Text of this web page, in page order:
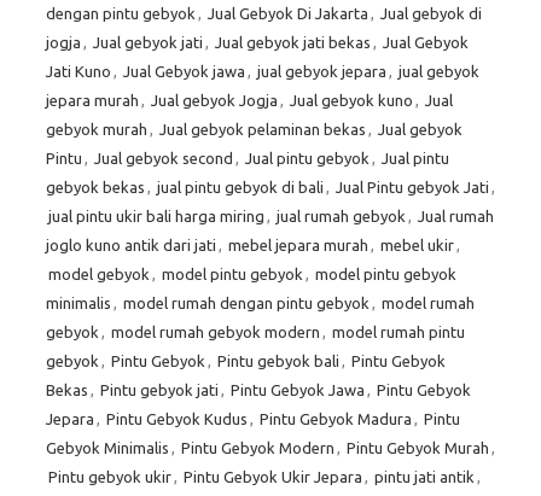
dengan pintu gebyok , Jual Gebyok Di Jakarta , Jual gebyok di
jogja , Jual gebyok jati , Jual gebyok jati bekas , Jual Gebyok
Jati Kuno , Jual Gebyok jawa , jual gebyok jepara , jual gebyok
jepara murah , Jual gebyok Jogja , Jual gebyok kuno , Jual
gebyok murah , Jual gebyok pelaminan bekas , Jual gebyok
Pintu , Jual gebyok second , Jual pintu gebyok , Jual pintu
gebyok bekas , jual pintu gebyok di bali , Jual Pintu gebyok Jati ,
jual pintu ukir bali harga miring , jual rumah gebyok , Jual rumah
joglo kuno antik dari jati , mebel jepara murah , mebel ukir,
model gebyok , model pintu gebyok , model pintu gebyok
minimalis , model rumah dengan pintu gebyok , model rumah
gebyok , model rumah gebyok modern , model rumah pintu
gebyok , Pintu Gebyok , Pintu gebyok bali , Pintu Gebyok
Bekas , Pintu gebyok jati , Pintu Gebyok Jawa , Pintu Gebyok
Jepara , Pintu Gebyok Kudus , Pintu Gebyok Madura , Pintu
Gebyok Minimalis , Pintu Gebyok Modern , Pintu Gebyok Murah ,
Pintu gebyok ukir, Pintu Gebyok Ukir Jepara , pintu jati antik ,